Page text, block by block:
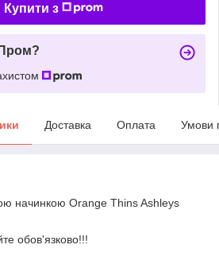
Купити з
Доставка Оплата Умови
начинкою Orange Thins Ashleys
обов'язково!!!